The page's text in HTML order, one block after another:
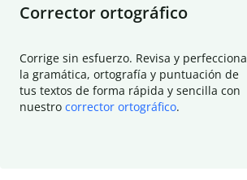
Corrector ortográfico
Corrige sin esfuerzo. Revisa y perfecciona
la gramática, ortografía y puntuación de
tus textos de forma rápida y sencilla con
nuestro corrector ortográfico.